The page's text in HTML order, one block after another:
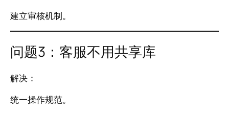
建立审核机制。
问题3：客服不用共享库
解决：
统一操作规范。